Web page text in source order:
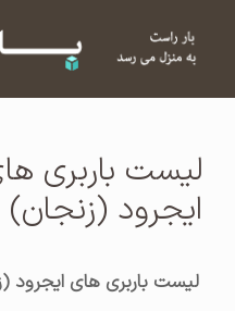
لیست باربری های
ایجرود (زنجان)
لیست باربری های ایجرود